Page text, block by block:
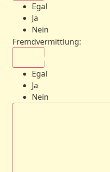
Egal
Ja
Nein
Fremdvermittlung:
Egal
Ja
Nein